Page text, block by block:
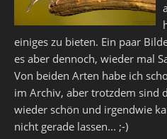
einiges zu bieten. Ein paar
es aber dennoch, wieder mal
Von beiden Arten habe ich
im Archiv, aber trotzdem sind
wieder schön und irgendwie
nicht gerade lassen... ;-)